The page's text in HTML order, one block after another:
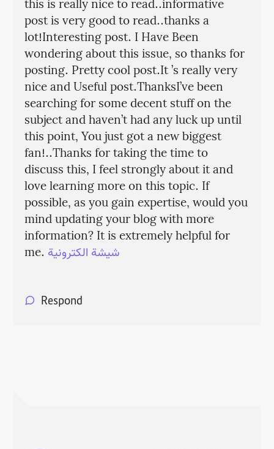
this is really nice to read..informative
post is very good to read..thanks a
lot!Interesting post. I Have Been
wondering about this issue, so thanks for
posting. Pretty cool post.It ’s really very
nice and Useful post.ThanksI’ve been
searching for some decent stuff on the
subject and haven’t had any luck up until
this point, You just got a new biggest
fan!..Thanks for taking the time to
discuss this, I feel strongly about it and
love learning more on this topic. If
possible, as you gain expertise, would you
mind updating your blog with more
information? It is extremely helpful for
me. شيشة الكترونية
Respond